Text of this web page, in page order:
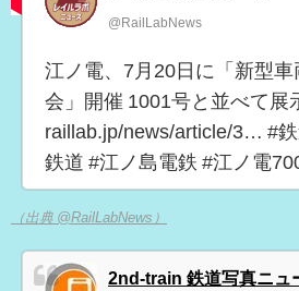
@RailLabNews
江ノ電、7月20日に「新型車
会」開催 1001号と並べて展
raillab.jp/news/article/3… #
鉄道 #江ノ島電鉄 #江ノ電
（出典 @RailLabNews）
2nd-train 鉄道写真ニュ